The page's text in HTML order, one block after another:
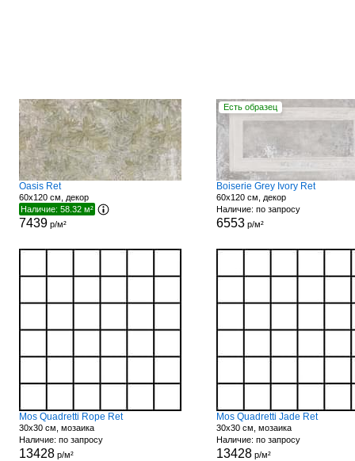
Oasis Ret
60x120 см, декор
Наличие: 58.32 м²
7439р/м²
Есть образец
Boiserie Grey Ivory Ret
60x120 см, декор
Наличие: по запросу
6553р/м²
Mos Quadretti Rope Ret
30x30 см, мозаика
Наличие: по запросу
13428р/м²
Mos Quadretti Jade Ret
30x30 см, мозаика
Наличие: по запросу
13428р/м²